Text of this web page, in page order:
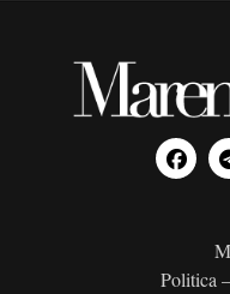
Politica